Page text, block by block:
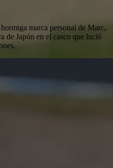
marca personal de Marc,
de Japón en el casco que lució